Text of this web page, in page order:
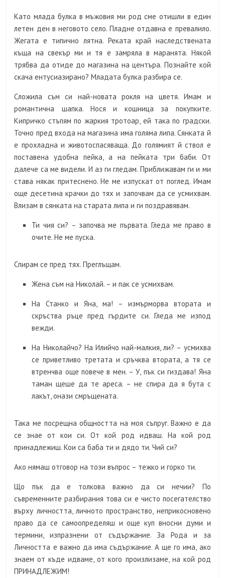
Като млада булка в мъжовия ми род сме отишли в един
летен ден в неговото село. Пладне отдавна е превалило.
Жегата е типично лятна. Реката край наследствената
къща на свекър ми и тя е замряла в маранята. Някой
трябва да отиде до магазина на центъра. Познайте кой
скача ентусиазирано? Младата булка разбира се.
Сложила съм си най-новата рокля на цветя. Имам и
романтична шапка. Нося и кошница за покупките.
Кипричко стъпям по жаркия тротоар, ей така по градски.
Точно пред входа на магазина има голяма липа. Сянката й
е прохладна и животоспасяваща. До голямият й ствол е
поставена удобна пейка, а на пейката три баби. От
далече са ме видели. И аз ги гледам. Приближавам ги и ми
става някак притеснено. Не ме изпускат от поглед. Имам
още десетина крачки до тях и започвам да се усмихвам.
Влизам в сянката на старата липа и ги поздравявам.
Ти чия си? – започва ме първата. Гледа ме право в
очите. Не ме пуска.
Спирам се пред тях. Преглъщам.
Жена съм на Николай. – и пак се усмихвам.
На Станко и Яна, ма! – измърморва втората и
скръства ръце пред гърдите си. Гледа ме изпод
вежди.
На Николайчо? На Илийчо най-малкия, ли? – усмихва
се приветливо третата и сръчква втората, а тя се
втренчва още повече в мен. – У, пък си гиздава! Яна
таман щеше да те ареса. – не спира да я бута с
лакът, онази смръщената.
Така ме посрещна общността на моя съпруг. Важно е да
се знае от кои си. От кой род идваш. На кой род
принадлежиш. Кои са баба ти и дядо ти. Чий си?
Ако нямаш отговор на този въпрос – тежко и горко ти.
Що пък да е толкова важно да си нечии? По
съвременните разбирания това си е чисто посегателство
върху личността, личното пространство, неприкосновено
право да се самоопределяш и още куп вносни думи и
термини, изпразнени от съдържание. За Рода и за
Личността е важно да има съдържание. А ще го има, ако
знаем от къде идваме, от кого произлизаме, на кой род
ПРИНАДЛЕЖИМ!